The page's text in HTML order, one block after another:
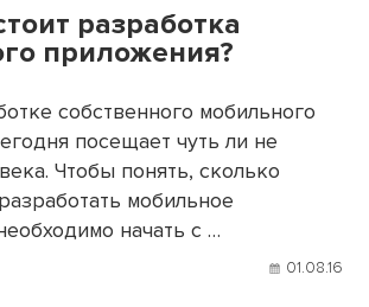
разработка
приложения?
собственного мобильного
посещает чуть ли не
Чтобы понять, сколько
мобильное
начать с …
01.08.16